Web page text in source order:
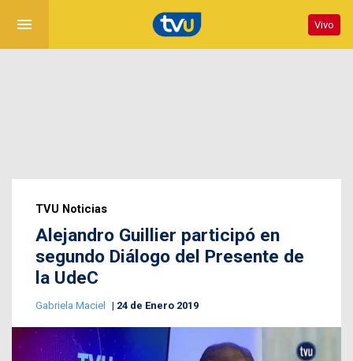
menu Vivo
TVU Noticias
Alejandro Guillier participó en
segundo Diálogo del Presente de
la UdeC
Gabriela Maciel 24 de Enero 2019